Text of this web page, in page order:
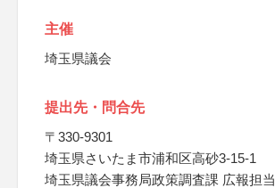
主催
埼玉県議会
提出先・問合先
〒330-9301
埼玉県さいたま市浦和区高砂3-15-1
埼玉県議会事務局政策調査課 広報担当